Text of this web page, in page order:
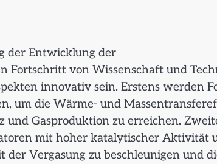
der Entwicklung der
Fortschritt von Wissenschaft und
innovativ sein. Erstens werden
um die Wärme- und
und Gasproduktion zu erreichen.
mit hoher katalytischer Aktivität
Vergasung zu beschleunigen und